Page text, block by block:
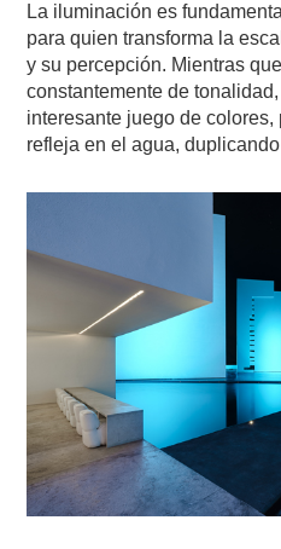
La iluminación es
para quien transforma la
y su percepción. Mientras
constantemente de
interesante juego de
refleja en el agua,